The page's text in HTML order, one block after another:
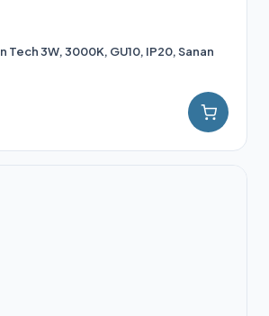
Tech 3W, 3000K, GU10, IP20, Sanan